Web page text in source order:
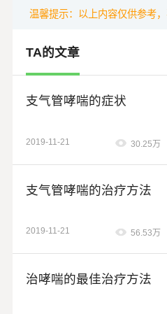
合肺功能这些临床检查
所谓典型的支气管
型症状，一般是在接触
运动，受凉、感冒，或
另外体征上，主要是医生
现病人出现典型的这种
到病人出现哮鸣音的这
是肺功能的检查，其中
验，可以是作为一个相
温馨提示：以上内容仅供参考
TA的文章
支气管哮喘的症状
2019-11-21 30.25万
支气管哮喘的治疗方法
2019-11-21 56.53万
治哮喘的最佳治疗方法